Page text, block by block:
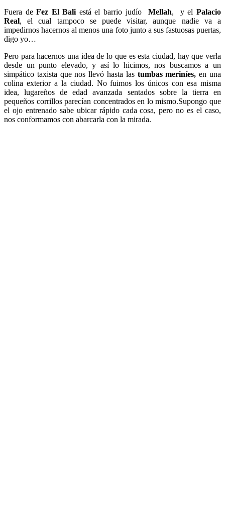
Fuera deFez El Baliestá el barrio judío Mellah, y elPalacio
Real, el cual tampoco se puede visitar, aunque nadie va a
impedirnos hacernos al menos una foto junto a sus fastuosas puertas,
digo yo…
Pero para hacernos una idea de lo que es esta ciudad, hay que verla
desde un punto elevado, y así lo hicimos, nos buscamos a un
simpático taxista que nos llevó hasta las tumbas meriníes, en una
colina exterior a la ciudad. No fuimos los únicos con esa misma
idea, lugareños de edad avanzada sentados sobre la tierra en
pequeños corrillos parecían concentrados en lo mismo.Supongo que
el ojo entrenado sabe ubicar rápido cada cosa, pero no es el caso,
nos conformamos con abarcarla con la mirada.